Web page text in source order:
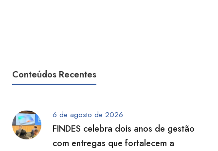
Conteúdos Recentes
6 de agosto de 2026
FINDES celebra dois anos de gestão
com entregas que fortalecem a